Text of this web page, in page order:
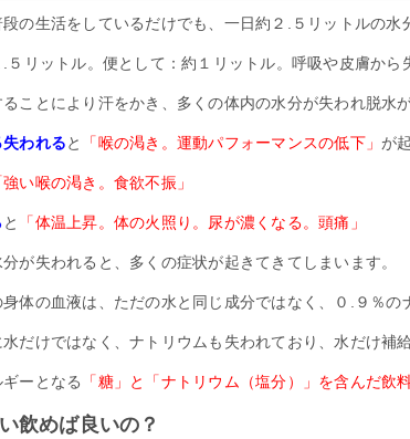
の生活をしているだけでも、一日約２.５リットルの水
.５リットル。便として：約１リットル。呼吸や皮膚から
ことにより汗をかき、多くの体内の水分が失われ脱水が
失われると 「喉の渇き。運動パフォーマンスの低下」 が
強い喉の渇き。食欲不振」
と 「体温上昇。体の火照り。尿が濃くなる。頭痛」
が失われると、多くの症状が起きてきてしまいます。
体の血液は、ただの水と同じ成分ではなく、０.９％の
だけではなく、ナトリウムも失われており、水だけ補
ーとなる 「糖」と「ナトリウム（塩分）」を含んだ飲
飲めば良いの？